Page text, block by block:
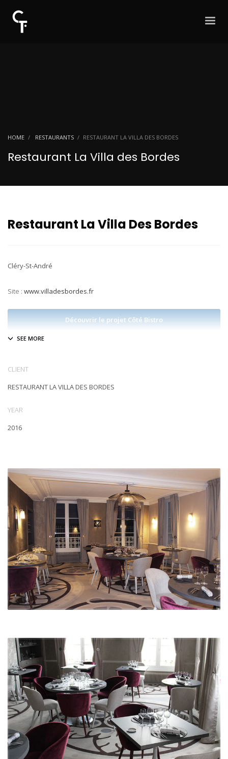
HOME RESTAURANTS RESTAURANT LA VILLA DES BORDES
Restaurant La Villa des Bordes
Restaurant La Villa Des Bordes
Cléry-St-André
Site : www.villadesbordes.fr
Découvrir le projet Côté Bistro
CLIENT
RESTAURANT LA VILLA DES BORDES
YEAR
2016